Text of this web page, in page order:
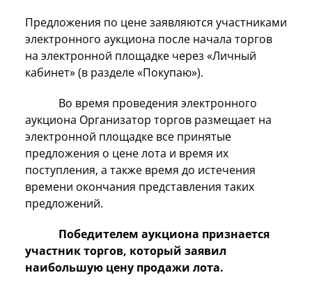
Предложения по цене заявляются участниками
электронного аукциона после начала торгов
на электронной площадке через «Личный
кабинет» (в разделе «Покупаю»).
Во время проведения электронного
аукциона Организатор торгов размещает на
электронной площадке все принятые
предложения о цене лота и время их
поступления, а также время до истечения
времени окончания представления таких
предложений.
Победителем аукциона признается
участник торгов, который заявил
наибольшую цену продажи лота.